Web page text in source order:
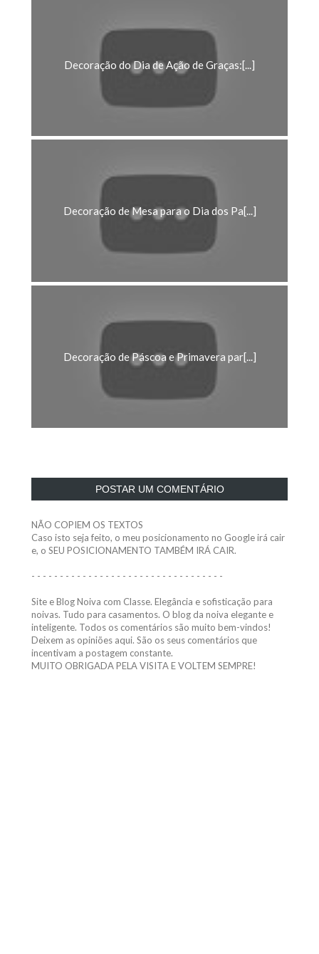
Decoração do Dia de Ação de Graças:[...]
Decoração de Mesa para o Dia dos Pa[...]
Decoração de Páscoa e Primavera par[...]
POSTAR UM COMENTÁRIO
NÃO COPIEM OS TEXTOS
Caso isto seja feito, o meu posicionamento no Google irá cair
e, o SEU POSICIONAMENTO TAMBÉM IRÁ CAIR.
- - - - - - - - - - - - - - - - - - - - - - - - - - - - - - - - - -
Site e Blog Noiva com Classe. Elegância e sofisticação para
noivas. Tudo para casamentos. O blog da noiva elegante e
inteligente. Todos os comentários são muito bem-vindos!
Deixem as opiniões aqui. São os seus comentários que
incentivam a postagem constante.
MUITO OBRIGADA PELA VISITA E VOLTEM SEMPRE!